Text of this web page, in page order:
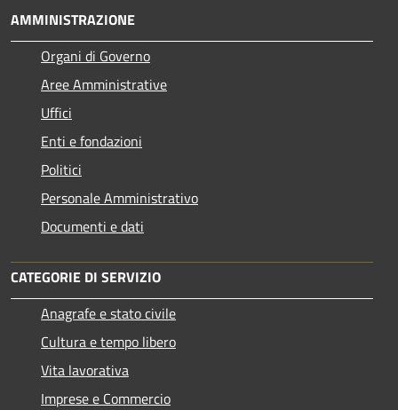
AMMINISTRAZIONE
Organi di Governo
Aree Amministrative
Uffici
Enti e fondazioni
Politici
Personale Amministrativo
Documenti e dati
CATEGORIE DI SERVIZIO
Anagrafe e stato civile
Cultura e tempo libero
Vita lavorativa
Imprese e Commercio